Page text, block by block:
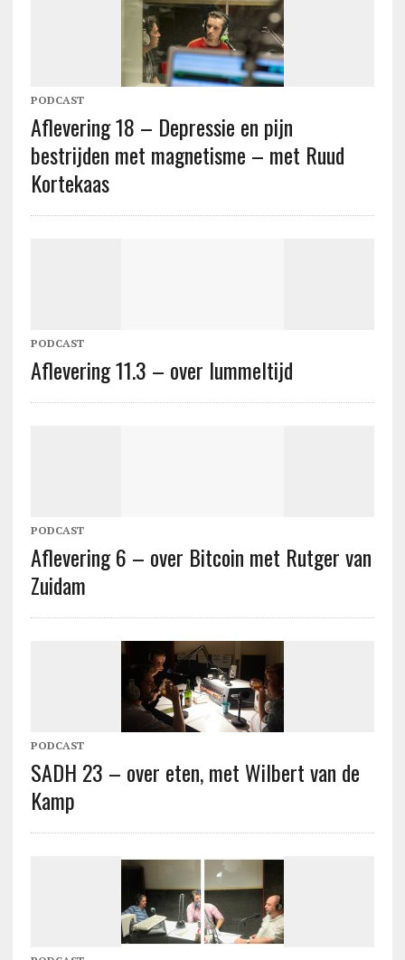
PODCAST
Aflevering 18 – Depressie en pijn
bestrijden met magnetisme – met Ruud
Kortekaas
PODCAST
Aflevering 11.3 – over lummeltijd
PODCAST
Aflevering 6 – over Bitcoin met Rutger van
Zuidam
PODCAST
SADH 23 – over eten, met Wilbert van de
Kamp